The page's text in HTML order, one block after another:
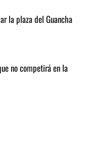
la plaza del Guancha
no competirá en la